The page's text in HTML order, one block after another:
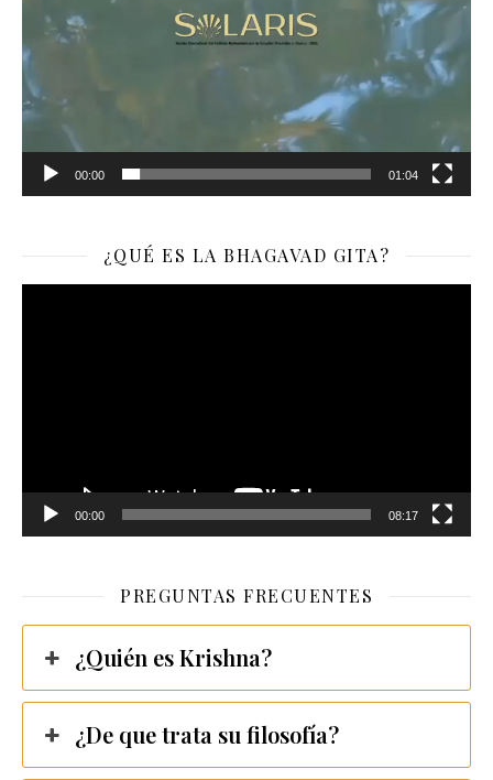
00:00 01:04
¿QUÉ ES LA BHAGAVAD GITA?
Reproductor
00:00 08:17
PREGUNTAS FRECUENTES
¿Quién es Krishna?
¿De que trata su filosofía?